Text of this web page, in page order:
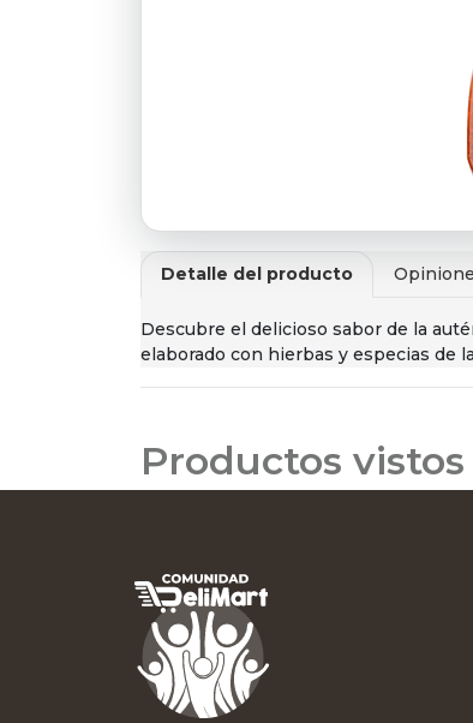
Detalle del producto
Descubre el delicioso sabor de la
elaborado con hierbas y especias de
Productos